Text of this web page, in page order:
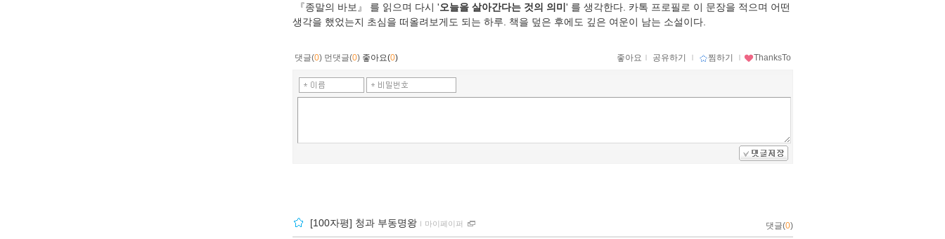
『종말의 바보』 를 읽으며 다시 '오늘을 살아간다는 것의 의미 ' 를 생각한다. 카톡 프로필로 이 문장을 적으며 어떤
생각을 했었는지 초심을 떠올려보게도 되는 하루. 책을 덮은 후에도 깊은 여운이 남는 소설이다.
댓글(0) 먼댓글(0) 좋아요(0) 좋아요 ｌ 공유하기 ｌ 찜하기 ｌ ThanksTo
[100자평] 청과 부동명왕 ｌ 마이페이퍼 댓글(0)